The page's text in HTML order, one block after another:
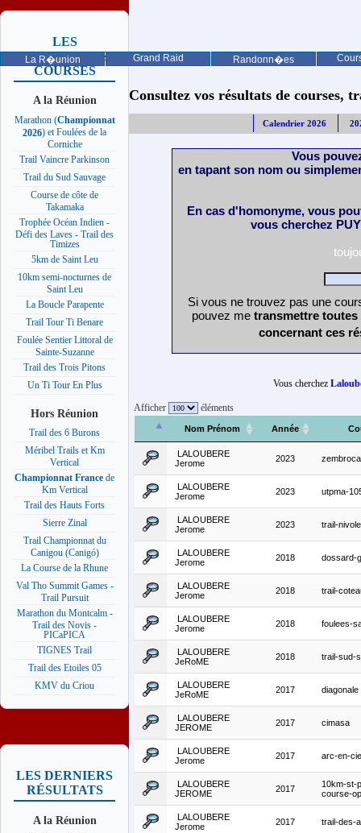
La R�union Grand Raid Randonn�es
LES
PROCHAINES
COURSES
A la Réunion
Marathon (Championnat
2026) et Foulées de la
Corniche
Trail Vaincre Parkinson
Trail du Sud Sauvage
Course de côte de
Takamaka
Trophée Océan Indien -
Défi des Laves - Trail des
Timizes
5km de Saint Leu
10km semi-nocturnes de
Saint Leu
La Boucle Parapente
Trail Tour Ti Benare
Foulée Sentier Littoral de
Sainte-Suzanne
Trail des Trois Pitons
Un Ti Tour En Plus
Hors Réunion
Trail des 6 Burons
Méribel Trails et Km
Vertical
Championnat France de
Km Vertical
Trail des Hauts Forts
Sierre Zinal
Trail Championnat du
Canigou (Canigó)
La Course de la Rhune
Val Tho Summit Games -
Trail Pursuit
Marathon du Montcalm -
Trail des Novis -
PICaPICA
TIGNES Trail
Trail des Etoiles 05
KMV du Criou
LES DERNIERS
RÉSULTATS
A la Réunion
Consultez vos résultats de courses,
Calendrier 2026
Vous
en tapant son nom ou
En cas d'homonyme, vous
vous cherchez
Si vous ne trouvez pas une
pouvez me transmettre
concernant ces
Vous cherchez
Afficher éléments
Nom Prénom Année
LALOUBERE
Jerome
2023
LALOUBERE
Jerome
2023 utpma-
LALOUBERE
Jerome
2023 trail-
LALOUBERE
Jerome
2018 dossard-
LALOUBERE
Jerome
2018 trail-
LALOUBERE
Jerome
2018 foulees-
LALOUBERE
JeRoME
2018 trail-sud-
LALOUBERE
JeRoME
2017 diagonale
LALOUBERE
JEROME
2017 cimasa
LALOUBERE
Jerome
2017 arc-en-
LALOUBERE
JEROME
2017
10km-st-
course-
LALOUBERE
Jerome
2017 trail-des-